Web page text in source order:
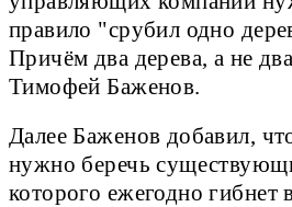
правило "срубил одно
Причём два дерева, а не
Тимофей Баженов.
Далее Баженов добавил,
нужно беречь
которого ежегодно гибнет